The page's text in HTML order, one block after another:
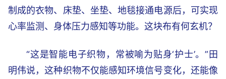
制成的衣物、床垫、坐垫、地毯接通电源后，可实现
心率监测、身体压力感知等功能。这块布有何玄机？
“这是智能电子织物，常被喻为贴身‘护士’。”田
明伟说，这种织物不仅能感知环境信号变化，还能像